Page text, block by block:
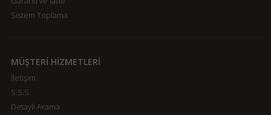
Sistem Toplama
MÜŞTERİ HİZMETLERİ
İletişim
S.S.S.
Detaylı Arama